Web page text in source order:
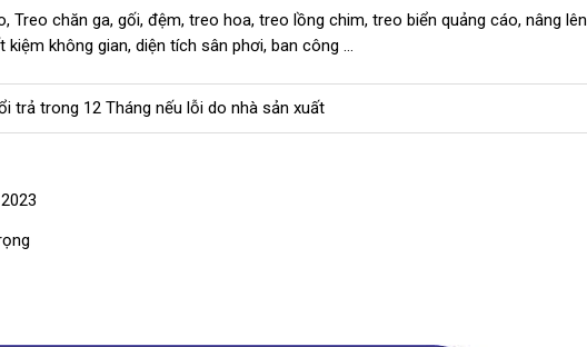
Treo chăn ga, gối, đệm, treo hoa, treo lồng chim, treo biển quảng cáo, nâng lên
kiệm không gian, diện tích sân phơi, ban công …
trả trong 12 Tháng nếu lỗi do nhà sản xuất